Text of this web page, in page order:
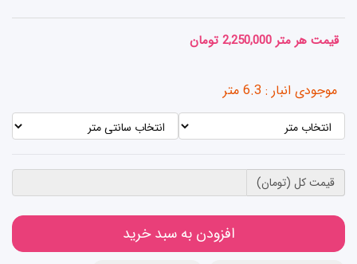
قیمت هر متر 2,250,000 تومان
موجودی انبار : 6.3 متر
قیمت کل (تومان)
افزودن به سبد خرید